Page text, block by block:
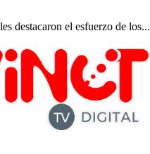
destacaron el esfuerzo de los...